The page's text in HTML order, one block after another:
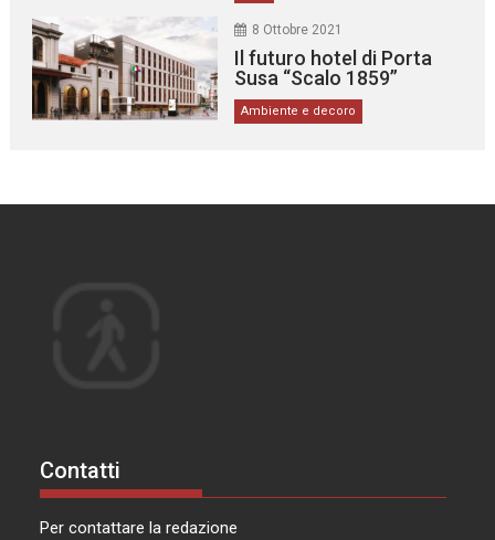
8 Ottobre 2021
Il futuro hotel di Porta
Susa “Scalo 1859”
Ambiente e decoro
Contatti
Per contattare la redazione